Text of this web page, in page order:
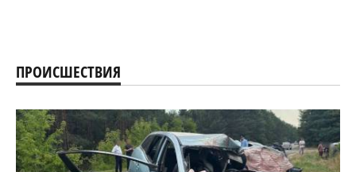
ПРОИСШЕСТВИЯ